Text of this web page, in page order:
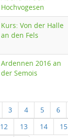
Hochvogesen
Kurs: Von der Halle
an den Fels
Ardennen 2016 an
der Semois
3 4 5 6
12 13 14 15